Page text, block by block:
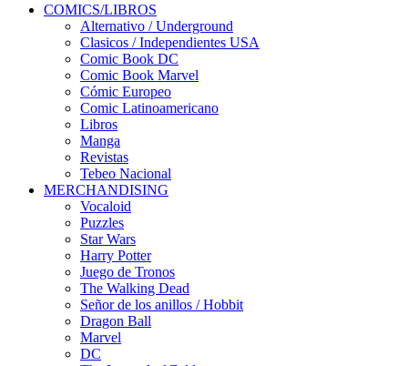
COMICS/LIBROS
Alternativo / Underground
Clasicos / Independientes USA
Comic Book DC
Comic Book Marvel
Cómic Europeo
Comic Latinoamericano
Libros
Manga
Revistas
Tebeo Nacional
MERCHANDISING
Vocaloid
Puzzles
Star Wars
Harry Potter
Juego de Tronos
The Walking Dead
Señor de los anillos / Hobbit
Dragon Ball
Marvel
DC